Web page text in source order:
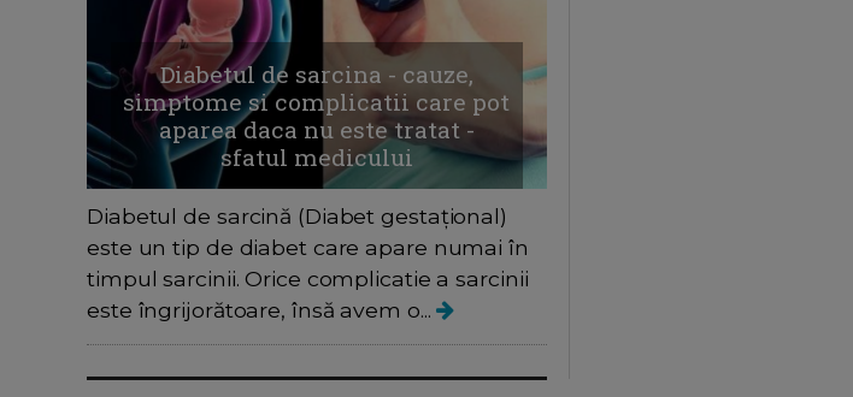
Diabetul de sarcina - cauze,
simptome si complicatii care pot
aparea daca nu este tratat -
sfatul medicului
Diabetul de sarcină (Diabet gestațional)
este un tip de diabet care apare numai în
timpul sarcinii. Orice complicatie a sarcinii
este îngrijorătoare, însă avem o...